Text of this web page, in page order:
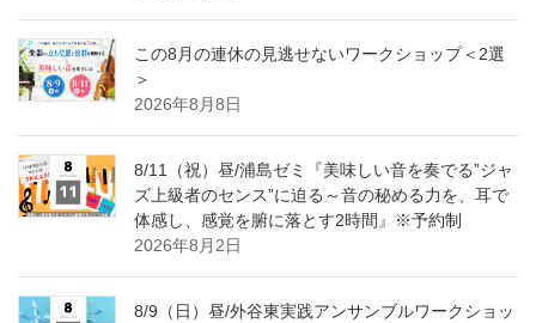
この8月の連休の見逃せないワークショップ＜2選
＞
2026年8月8日
8/11（祝）昼/浦島ゼミ『美味しい音を奏でる”ジャ
ズ上級者のセンス”に迫る～音の秘める力を、耳で
体感し、感覚を腑に落とす2時間』※予約制
2026年8月2日
8/9（日）昼/外谷東実践アンサンブルワークショッ